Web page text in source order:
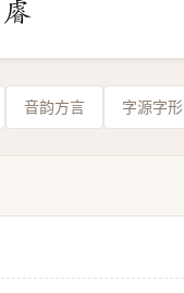
音韵方言 字源字形